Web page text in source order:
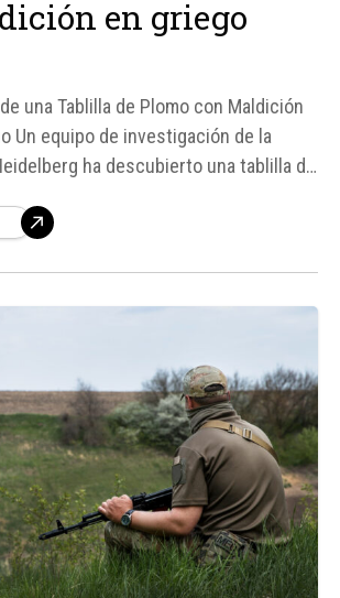
en griego
una Tablilla de Plomo con Maldición
Un equipo de investigación de la
ha descubierto una tablilla de
La tablilla, que data del siglo II d.